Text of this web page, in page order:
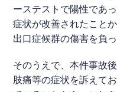
ーステストで陽性であ
症状が改善されたこと
出口症候群の傷害を負
そのうえで、本件事故
肢痛等の症状を訴えて